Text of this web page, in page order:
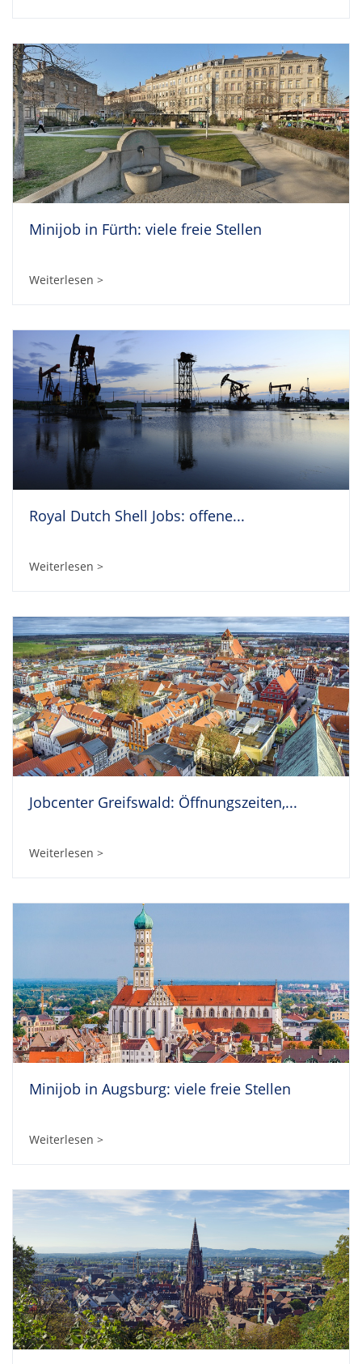
Minijob in Fürth: viele freie Stellen
Weiterlesen >
Royal Dutch Shell Jobs: offene...
Weiterlesen >
Jobcenter Greifswald: Öffnungszeiten,...
Weiterlesen >
Minijob in Augsburg: viele freie Stellen
Weiterlesen >